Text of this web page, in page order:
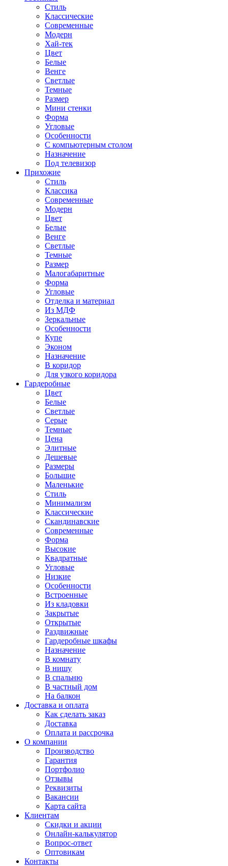
Стиль
Классические
Современные
Модерн
Хай-тек
Цвет
Белые
Венге
Светлые
Темные
Размер
Мини стенки
Форма
Угловые
Особенности
С компьютерным столом
Назначение
Под телевизор
Прихожие
Стиль
Классика
Современные
Модерн
Цвет
Белые
Венге
Светлые
Темные
Размер
Малогабаритные
Форма
Угловые
Отделка и материал
Из МДФ
Зеркальные
Особенности
Купе
Эконом
Назначение
В коридор
Для узкого коридора
Гардеробные
Цвет
Белые
Светлые
Серые
Темные
Цена
Элитные
Дешевые
Размеры
Большие
Маленькие
Стиль
Минимализм
Классические
Скандинавские
Современные
Форма
Высокие
Квадратные
Угловые
Низкие
Особенности
Встроенные
Из кладовки
Закрытые
Открытые
Раздвижные
Гардеробные шкафы
Назначение
В комнату
В нишу
В спальню
В частный дом
На балкон
Доставка и оплата
Как сделать заказ
Доставка
Оплата и рассрочка
О компании
Производство
Гарантия
Портфолио
Отзывы
Реквизиты
Вакансии
Карта сайта
Клиентам
Скидки и акции
Онлайн-калькулятор
Вопрос-ответ
Оптовикам
Контакты